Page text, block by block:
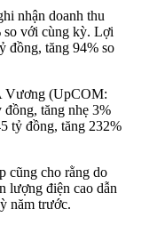
nhận doanh thu
so với cùng kỳ. Lợi
đồng, tăng 94% so
Vương (UpCOM:
tăng nhẹ 3%
tỷ đồng, tăng 232%
cũng cho rằng do
lượng điện cao dẫn
năm trước.